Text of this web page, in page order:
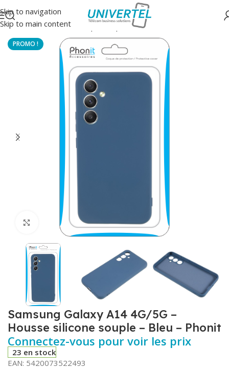
Skip to navigation
Skip to main content
Accueil/Protections Coque souple couleur
Click to enlarge
Samsung Galaxy A14 4G/5G –
Housse silicone souple – Bleu – Phonit
Connectez-vous pour voir les prix
23 en stock
EAN: 5420073522493